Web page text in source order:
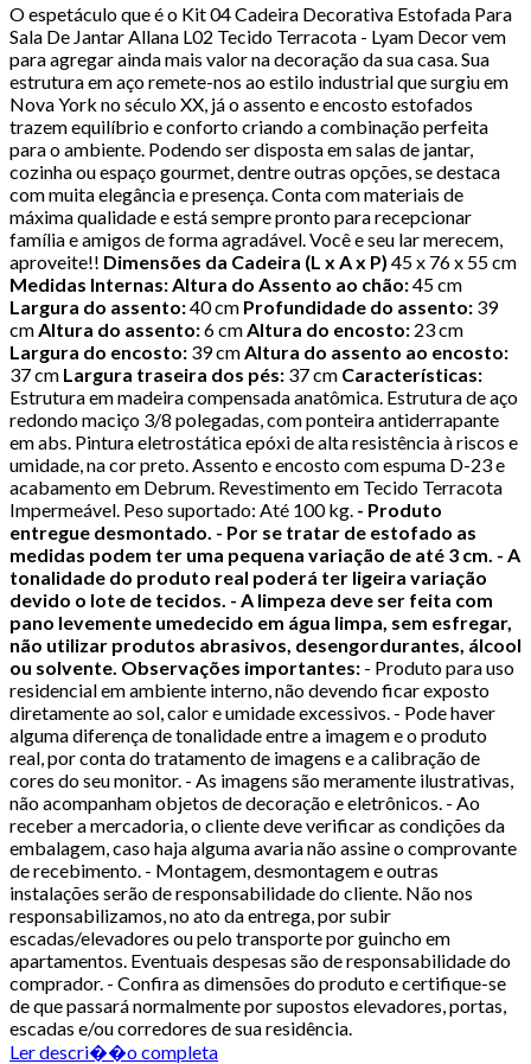
O espetáculo que é o Kit 04 Cadeira Decorativa Estofada Para
Sala De Jantar Allana L02 Tecido Terracota - Lyam Decorvem
para agregar ainda mais valor na decoração da sua casa. Sua
estrutura em aço remete-nos ao estilo industrial que surgiu em
Nova York no século XX, já o assento e encosto estofados
trazem equilíbrio e conforto criando a combinação perfeita
para o ambiente. Podendo ser disposta em salas de jantar,
cozinha ou espaço gourmet, dentre outras opções, se destaca
com muita elegância e presença. Conta com materiais de
máxima qualidade e está sempre pronto para recepcionar
família e amigos de forma agradável. Você e seu lar merecem,
aproveite!! Dimensões da Cadeira (L x A x P) 45 x 76 x 55 cm
Medidas Internas: Altura do Assento ao chão:45 cm
Largura do assento:40 cm Profundidade do assento: 39
cmAltura do assento:6 cmAltura do encosto: 23 cm
Largura do encosto: 39 cmAltura do assento ao encosto:
37 cm Largura traseira dos pés: 37 cm Características:
Estrutura em madeira compensada anatômica. Estrutura de aço
redondo maciço 3/8 polegadas, com ponteira antiderrapante
em abs. Pintura eletrostática epóxi de alta resistência à riscos e
umidade, na cor preto. Assento e encosto com espuma D-23 e
acabamento em Debrum. Revestimento em Tecido Terracota
Impermeável. Peso suportado: Até 100 kg. - Produto
entregue desmontado. - Por se tratar de estofado as
medidas podem ter uma pequena variação de até 3 cm. - A
tonalidade do produto real poderá ter ligeira variação
devido o lote de tecidos. - A limpeza deve ser feita com
pano levemente umedecido em água limpa, sem esfregar,
não utilizar produtos abrasivos, desengordurantes, álcool
ou solvente. Observações importantes: - Produto para uso
residencial em ambiente interno, não devendo ficar exposto
diretamente ao sol, calor e umidade excessivos. - Pode haver
alguma diferença de tonalidade entre a imagem e o produto
real, por conta do tratamento de imagens e a calibração de
cores do seu monitor. - As imagens são meramente ilustrativas,
não acompanham objetos de decoração e eletrônicos. - Ao
receber a mercadoria, o cliente deve verificar as condições da
embalagem, caso haja alguma avaria não assine o comprovante
de recebimento. - Montagem, desmontagem e outras
instalações serão de responsabilidade do cliente. Não nos
responsabilizamos, no ato da entrega, por subir
escadas/elevadores ou pelo transporte por guincho em
apartamentos. Eventuais despesas são de responsabilidade do
comprador. - Confira as dimensões do produto e certifique-se
de que passará normalmente por supostos elevadores, portas,
escadas e/ou corredores de sua residência.
Ler descri��o completa